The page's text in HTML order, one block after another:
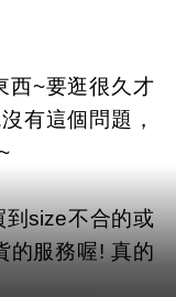
西~要逛很久才
有這個問題，
到size不合的或
的服務喔! 真的